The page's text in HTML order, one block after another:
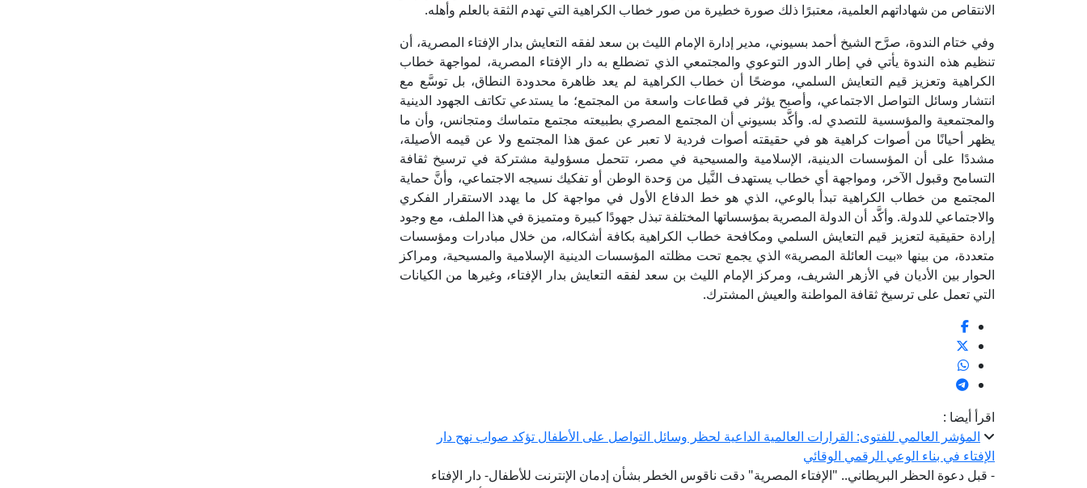
الانتقاص من شهاداتهم العلمية، معتبرًا ذلك صورة خطيرة من صور خطاب الكراهية التي تهدم الثقة بالعلم وأهله.
وفي ختام الندوة، صرَّح الشيخ أحمد بسيوني، مدير إدارة الإمام الليث بن سعد لفقه التعايش بدار الإفتاء المصرية، أن
تنظيم هذه الندوة يأتي في إطار الدور التوعوي والمجتمعي الذي تضطلع به دار الإفتاء المصرية، لمواجهة خطاب
الكراهية وتعزيز قيم التعايش السلمي، موضحًا أن خطاب الكراهية لم يعد ظاهرة محدودة النطاق، بل توسَّع مع
انتشار وسائل التواصل الاجتماعي، وأصبح يؤثر في قطاعات واسعة من المجتمع؛ ما يستدعي تكاتف الجهود الدينية
والمجتمعية والمؤسسية للتصدي له. وأكَّد بسيوني أن المجتمع المصري بطبيعته مجتمع متماسك ومتجانس، وأن ما
يظهر أحيانًا من أصوات كراهية هو في حقيقته أصوات فردية لا تعبر عن عمق هذا المجتمع ولا عن قيمه الأصيلة،
مشددًا على أن المؤسسات الدينية، الإسلامية والمسيحية في مصر، تتحمل مسؤولية مشتركة في ترسيخ ثقافة
التسامح وقبول الآخر، ومواجهة أي خطاب يستهدف النَّيل من وَحدة الوطن أو تفكيك نسيجه الاجتماعي، وأنَّ حماية
المجتمع من خطاب الكراهية تبدأ بالوعي، الذي هو خط الدفاع الأول في مواجهة كل ما يهدد الاستقرار الفكري
والاجتماعي للدولة. وأكَّد أن الدولة المصرية بمؤسساتها المختلفة تبذل جهودًا كبيرة ومتميزة في هذا الملف، مع وجود
إرادة حقيقية لتعزيز قيم التعايش السلمي ومكافحة خطاب الكراهية بكافة أشكاله، من خلال مبادرات ومؤسسات
متعددة، من بينها «بيت العائلة المصرية» الذي يجمع تحت مظلته المؤسسات الدينية الإسلامية والمسيحية، ومراكز
الحوار بين الأديان في الأزهر الشريف، ومركز الإمام الليث بن سعد لفقه التعايش بدار الإفتاء، وغيرها من الكيانات
التي تعمل على ترسيخ ثقافة المواطنة والعيش المشترك.
اقرأ أيضا :
المؤشر العالمي للفتوى: القرارات العالمية الداعية لحظر وسائل التواصل على الأطفال تؤكد صواب نهج دار
الإفتاء في بناء الوعي الرقمي الوقائي
- قبل دعوة الحظر البريطاني.. "الإفتاء المصرية" دقت ناقوس الخطر بشأن إدمان الإنترنت للأطفال- دار الإفتاء